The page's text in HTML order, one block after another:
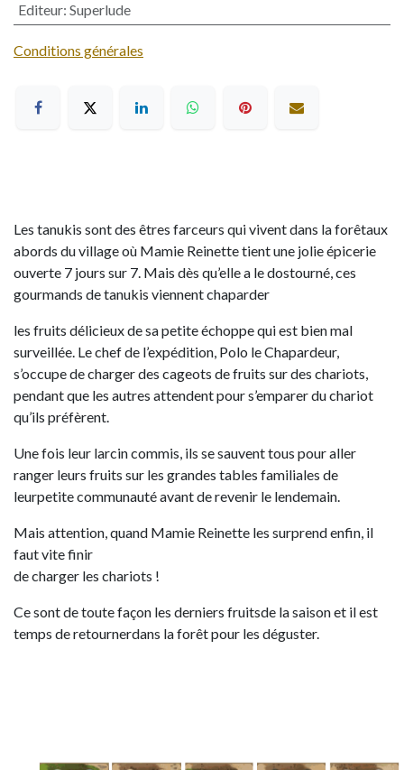
Editeur: Superlude
Conditions générales
Les tanukis sont des êtres farceurs qui vivent dans la forêtaux
abords du village où Mamie Reinette tient une jolie épicerie
ouverte 7 jours sur 7. Mais dès qu’elle a le dostourné, ces
gourmands de tanukis viennent chaparder
les fruits délicieux de sa petite échoppe qui est bien mal
surveillée. Le chef de l’expédition, Polo le Chapardeur,
s’occupe de charger des cageots de fruits sur des chariots,
pendant que les autres attendent pour s’emparer du chariot
qu’ils préfèrent.
Une fois leur larcin commis, ils se sauvent tous pour aller
ranger leurs fruits sur les grandes tables familiales de
leurpetite communauté avant de revenir le lendemain.
Mais attention, quand Mamie Reinette les surprend enfin, il
faut vite finir
de charger les chariots !
Ce sont de toute façon les derniers fruitsde la saison et il est
temps de retournerdans la forêt pour les déguster.